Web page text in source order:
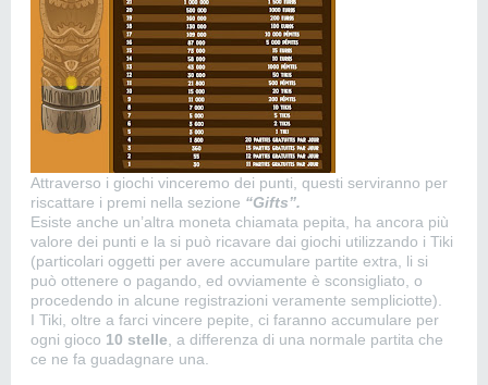
Attraverso i giochi vinceremo dei punti, questi serviranno per
riscattare i premi nella sezione “Gifts”.
Esiste anche un’altra moneta chiamata pepita, ha ancora più
valore dei punti e la si può ricavare dai giochi utilizzando i Tiki
(particolari oggetti per avere accumulare partite extra, li si
può ottenere o pagando, ed ovviamente è sconsigliato, o
procedendo in alcune registrazioni veramente sempliciotte).
I Tiki, oltre a farci vincere pepite, ci faranno accumulare per
ogni gioco 10 stelle, a differenza di una normale partita che
ce ne fa guadagnare una.